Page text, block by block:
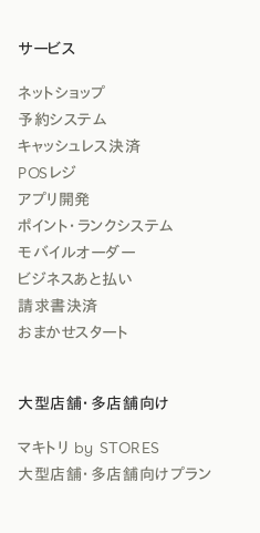
サービス
ネットショップ
予約システム
キャッシュレス決済
POSレジ
アプリ開発
ポイント・ランクシステム
モバイルオーダー
ビジネスあと払い
請求書決済
おまかせスタート
大型店舗・多店舗向け
マキトリ by STORES
大型店舗・多店舗向けプラン